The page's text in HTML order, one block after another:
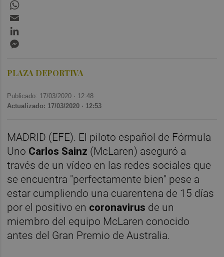
PLAZA DEPORTIVA
Publicado: 17/03/2020 · 12:48
Actualizado: 17/03/2020 · 12:53
MADRID (EFE). El piloto español de Fórmula
Uno Carlos Sainz (McLaren) aseguró a
través de un vídeo en las redes sociales que
se encuentra "perfectamente bien" pese a
estar cumpliendo una cuarentena de 15 días
por el positivo en coronavirus de un
miembro del equipo McLaren conocido
antes del Gran Premio de Australia.